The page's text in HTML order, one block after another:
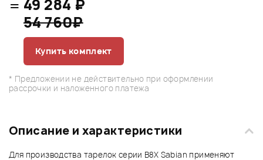
= 49 284 ₽
54 760₽
Купить комплект
* Предложении не действительно при оформлении
рассрочки и наложенного платежа
Описание и характеристики
Для производства тарелок серии B8X Sabian применяют